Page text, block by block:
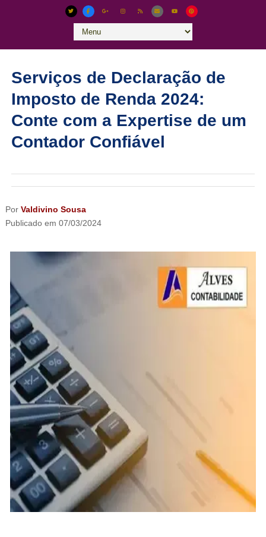
Serviços de Declaração de
Imposto de Renda 2024:
Conte com a Expertise de um
Contador Confiável
Por Valdivino Sousa
Publicado em 07/03/2024